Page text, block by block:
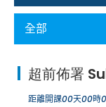
Member Login
Aerospace |
全部
超前佈署
距離開課00天00時